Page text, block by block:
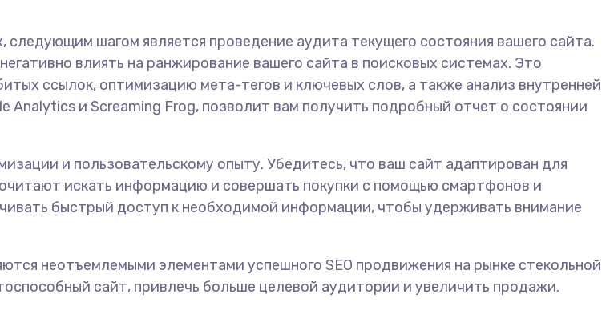
следующим шагом является проведение аудита текущего состояния вашего сайта.
влиять на ранжирование вашего сайта в поисковых системах. Это
ссылок, оптимизацию мета-тегов и ключевых слов, а также анализ внутренней
Analytics и Screaming Frog, позволит вам получить подробный отчет о состоянии
и пользовательскому опыту. Убедитесь, что ваш сайт адаптирован для
искать информацию и совершать покупки с помощью смартфонов и
быстрый доступ к необходимой информации, чтобы удерживать внимание
неотъемлемыми элементами успешного SEO продвижения на рынке стекольной
сайт, привлечь больше целевой аудитории и увеличить продажи.